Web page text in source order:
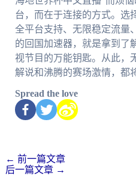
台，而在于连接的方式。选
全平台支持、无限稳定流量
的回国加速器，就是拿到了
视节目的万能钥匙。从此，
解说和沸腾的赛场激情，都
Spread the love
← 前一篇文章
后一篇文章 →